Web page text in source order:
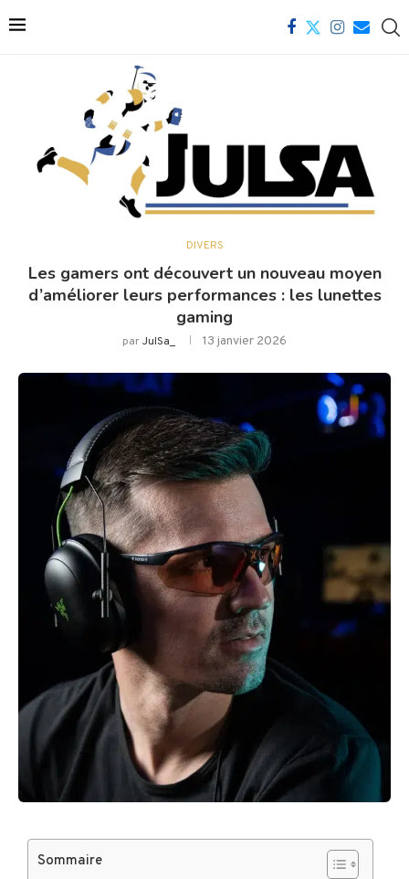
DIVERS
Les gamers ont découvert un nouveau moyen
d’améliorer leurs performances : les lunettes
gaming
parJulSa_ 13 janvier 2026
Sommaire